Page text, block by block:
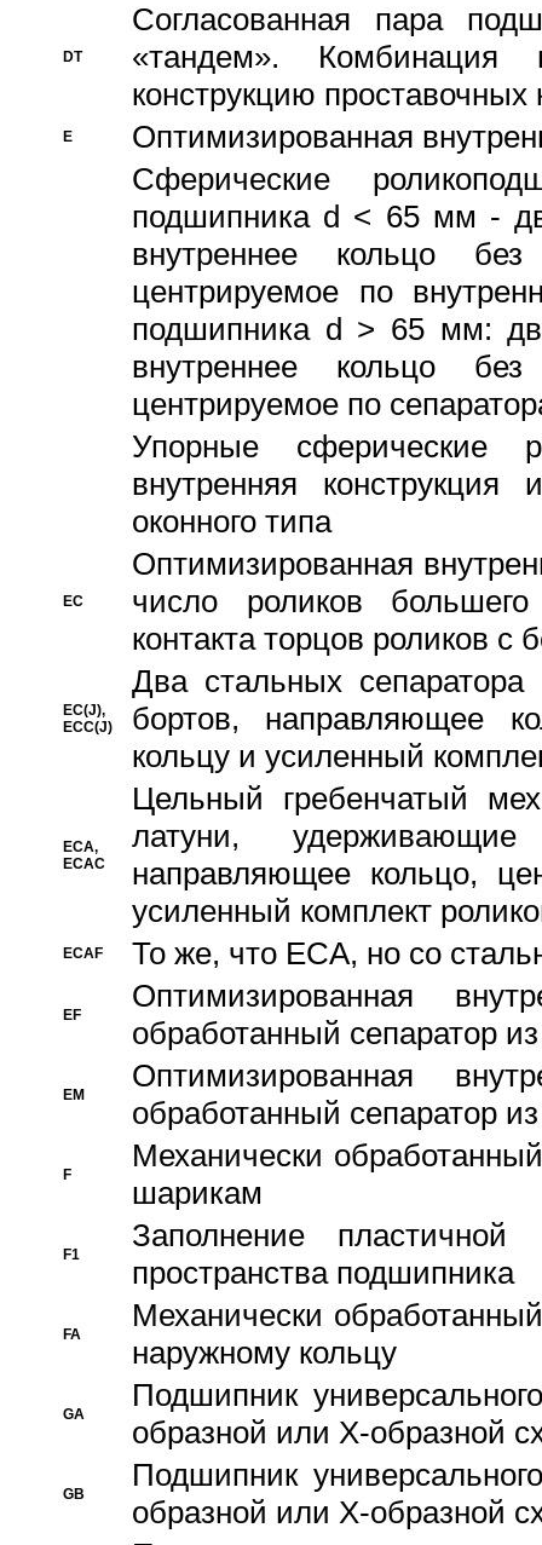
DT
Согласованная пара
«тандем».
конструкцию проставочных
E
Оптимизированная
Сферические
подшипника d < 65 мм -
внутреннее кольцо
центрируемое по
подшипника d > 65 мм:
внутреннее кольцо
центрируемое по
Упорные сферические
внутренняя
оконного типа
EC
Oптимизированная
число роликов
контакта торцов роликов с
EC(J),
ECC(J)
Два стальных сепаратора
бортов, направляющее
кольцу и усиленный
ECA,
ECAC
Цельный гребенчатый
латуни,
направляющее кольцо,
усиленный комплект
ECAF То же, что ECA, но со
EF
Оптимизированная
обработанный сепаратор
EM
Оптимизированная
обработанный сепаратор
F
Механически
шарикам
F1
Заполнение
пространства подшипника
FA
Механически
наружному кольцу
GA
Подшипник
образной или Х-образной
GB
Подшипник
образной или Х-образной